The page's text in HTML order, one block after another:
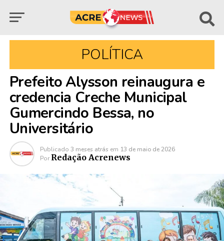
POLÍTICA
Prefeito Alysson reinaugura e
credencia Creche Municipal
Gumercindo Bessa, no
Universitário
Publicado 3 meses atrás em 13 de maio de 2026
Por Redação Acrenews